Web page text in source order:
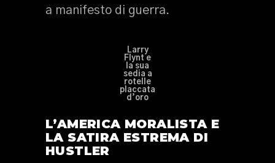
a manifesto di guerra.
Larry
Flynt e
la sua
sedia a
rotelle
placcata
d’oro
L’AMERICA MORALISTA E
LA SATIRA ESTREMA DI
HUSTLER